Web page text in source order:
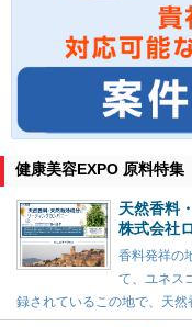
健康美容EXPO 原料特集
天然香料
株式会社
香料発祥の
て、ユネス
録されているこの地で、天然